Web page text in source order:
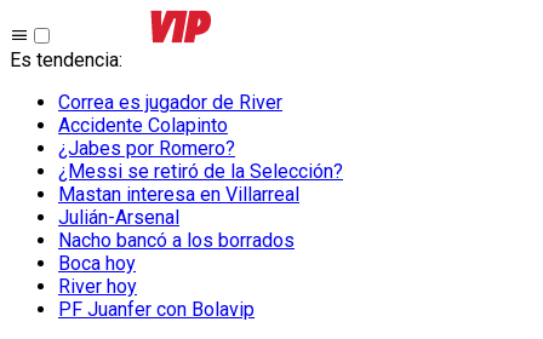
Es tendencia:
Correa es jugador de River
Accidente Colapinto
¿Jabes por Romero?
¿Messi se retiró de la Selección?
Mastan interesa en Villarreal
Julián-Arsenal
Nacho bancó a los borrados
Boca hoy
River hoy
PF Juanfer con Bolavip